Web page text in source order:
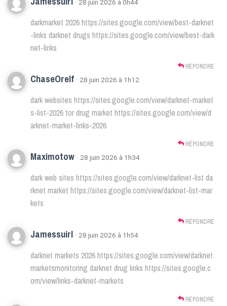
· 28 juin 2026 à 0h44
darkmarket 2026https://sites.google.com/view/best-darknet
-links darknet drugs https://sites.google.com/view/best-dark
net-links
RÉPONDRE
ChaseOrelf · 28 juin 2026 à 1h12
dark websites https://sites.google.com/view/darknet-market
s-list-2026 tor drug market https://sites.google.com/view/d
arknet-market-links-2026
RÉPONDRE
Maximotow · 28 juin 2026 à 1h34
dark web sites https://sites.google.com/view/darknet-list da
rknet market https://sites.google.com/view/darknet-list-mar
kets
RÉPONDRE
Jamessuirl · 28 juin 2026 à 1h54
darknet markets 2026https://sites.google.com/view/darknet
marketsmonitoring darknet drug links https://sites.google.c
om/view/links-darknet-markets
RÉPONDRE